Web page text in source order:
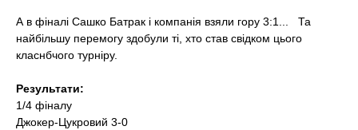
А в фіналі Сашко Батрак і компанія взяли гору 3:1... Та
найбільшу перемогу здобули ті, хто став свідком цього
класнбчого турніру.
Результати:
1/4 фіналу
Джокер-Цукровий 3-0